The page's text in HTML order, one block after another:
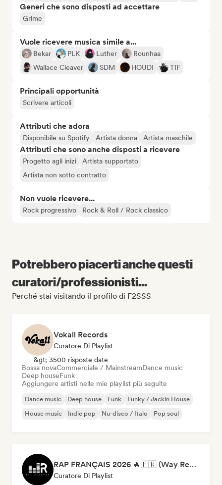
Generi che sono disposti ad accettare
Grime
Vuole ricevere musica simile a...
Bekar PLK Luther
Rounhaa
Wallace Cleaver
SDM HOUDI TIF
Principali opportunità
Scrivere articoli
Attributi che adora
Disponibile su Spotify Artista donna Artista maschile
Attributi che sono anche disposti a ricevere
Progetto agli inizi
Artista supportato
Artista non sotto contratto
Non vuole ricevere...
Rock progressivo Rock & Roll / Rock classico
Potrebbero piacerti anche questi
curatori/professionisti...
Perché stai visitando il profilo di F2SSS
Vokall Records
Curatore Di Playlist
&gt; 3500 risposte date
Bossa novaCommerciale / MainstreamDance music
Deep houseFunk
Aggiungere artisti nelle mie playlist più seguite
Dance music Deep house Funk
Funky / Jackin House
House music
Indie pop Nu-disco / Italo Pop soul
RAP FRANÇAIS 2026 🔥🇫🇷 (Way Records)
Curatore Di Playlist